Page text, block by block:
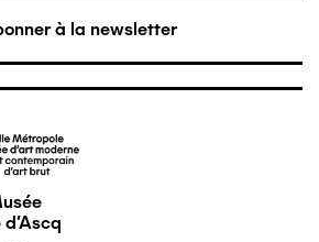
à la newsletter
d'Ascq